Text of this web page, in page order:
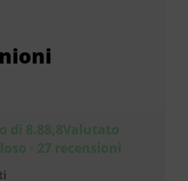
di 8.88,8Valutato
· 27 recensioni